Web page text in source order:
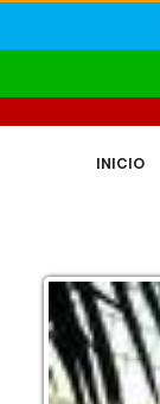
INICIO